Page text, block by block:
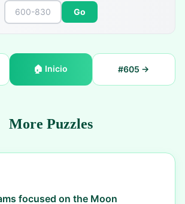
Go
🏠 Inicio #605 →
More Puzzles
focused on the Moon